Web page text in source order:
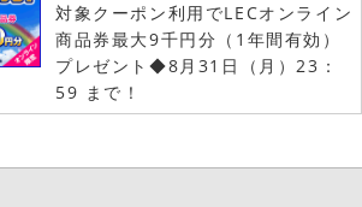
対象クーポン利用でLECオンライン
商品券最大9千円分（1年間有効）
プレゼント◆8月31日（月）23：
59 まで！